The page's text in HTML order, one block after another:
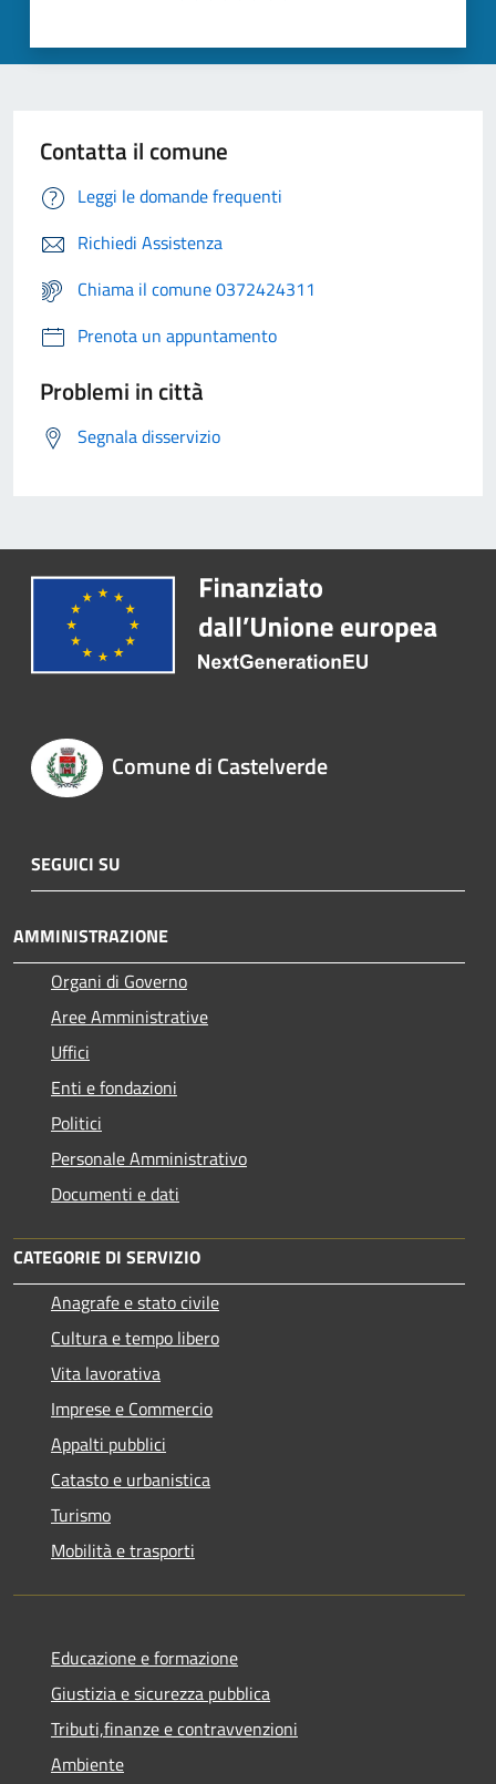
Contatta il comune
Leggi le domande frequenti
Richiedi Assistenza
Chiama il comune 0372424311
Prenota un appuntamento
Problemi in città
Segnala disservizio
Comune di Castelverde
SEGUICI SU
AMMINISTRAZIONE
Organi di Governo
Aree Amministrative
Uffici
Enti e fondazioni
Politici
Personale Amministrativo
Documenti e dati
CATEGORIE DI SERVIZIO
Anagrafe e stato civile
Cultura e tempo libero
Vita lavorativa
Imprese e Commercio
Appalti pubblici
Catasto e urbanistica
Turismo
Mobilità e trasporti
Educazione e formazione
Giustizia e sicurezza pubblica
Tributi,finanze e contravvenzioni
Ambiente